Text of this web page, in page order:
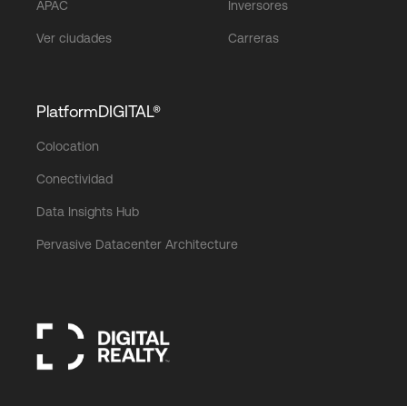
APAC
Ver ciudades
Inversores
Carreras
PlatformDIGITAL®
Colocation
Conectividad
Data Insights Hub
Pervasive Datacenter Architecture